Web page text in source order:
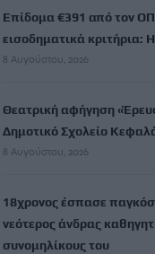
Επίδομα €391 από τον
εισοδηματικά κριτήρια:
8 Αυγούστου, 2026
Θεατρική αφήγηση
Δημοτικό Σχολείο
8 Αυγούστου, 2026
18χρονος έσπασε
νεότερος άνδρας
συνομηλίκους του